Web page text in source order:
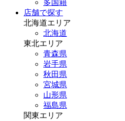
多国籍
店舗で探す
北海道エリア
北海道
東北エリア
青森県
岩手県
秋田県
宮城県
山形県
福島県
関東エリア